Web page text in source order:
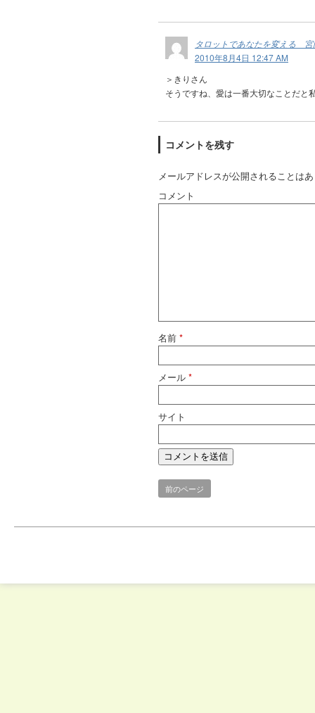
タロットであなたを変える 宮
2010年8月4日 12:47 AM
＞きりさん
そうですね、愛は一番大切なことだと
コメントを残す
メールアドレスが公開されることは
コメント
名前 *
メール *
サイト
前のページ